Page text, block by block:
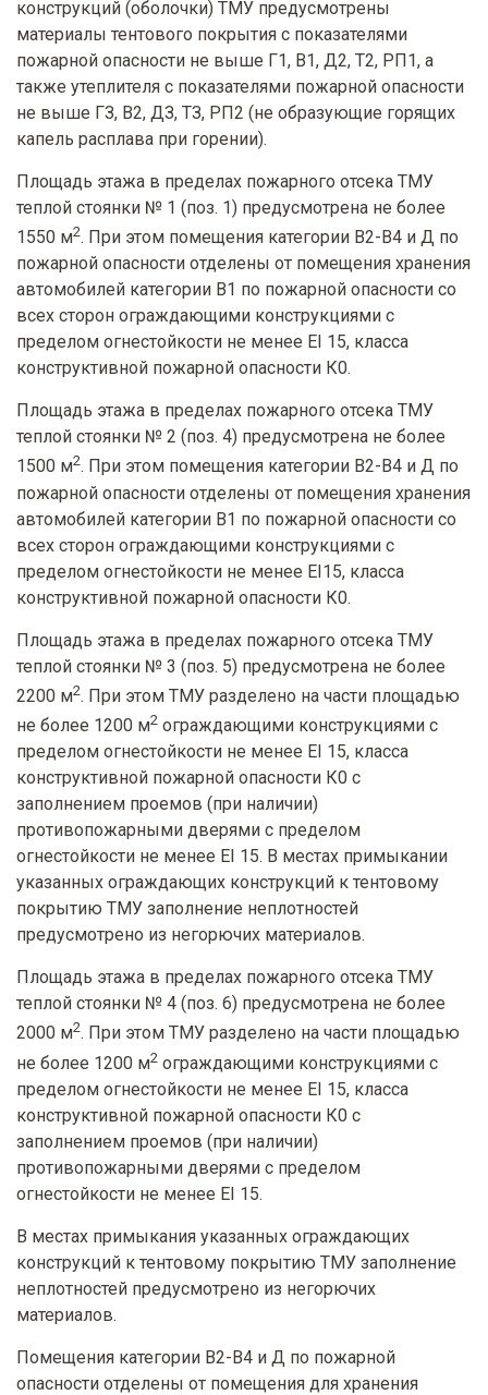
конструкций (оболочки) ТМУ предусмотрены
материалы тентового покрытия с показателями
пожарной опасности не выше Г1, В1, Д2, Т2, РП1, а
также утеплителя с показателями пожарной опасности
не выше ГЗ, В2, ДЗ, ТЗ, РП2 (не образующие горящих
капель расплава при горении).
Площадь этажа в пределах пожарного отсека ТМУ
теплой стоянки № 1 (поз. 1) предусмотрена не более
1550 м2. При этом помещения категории В2-В4 и Д по
пожарной опасности отделены от помещения хранения
автомобилей категории В1 по пожарной опасности со
всех сторон ограждающими конструкциями с
пределом огнестойкости не менее EI 15, класса
конструктивной пожарной опасности К0.
Площадь этажа в пределах пожарного отсека ТМУ
теплой стоянки № 2 (поз. 4) предусмотрена не более
1500 м2. При этом помещения категории В2-В4 и Д по
пожарной опасности отделены от помещения хранения
автомобилей категории В1 по пожарной опасности со
всех сторон ограждающими конструкциями с
пределом огнестойкости не менее EI15, класса
конструктивной пожарной опасности К0.
Площадь этажа в пределах пожарного отсека ТМУ
теплой стоянки № 3 (поз. 5) предусмотрена не более
2200 м2. При этом ТМУ разделено на части площадью
не более 1200 м2 ограждающими конструкциями с
пределом огнестойкости не менее EI 15, класса
конструктивной пожарной опасности К0 с
заполнением проемов (при наличии)
противопожарными дверями с пределом
огнестойкости не менее EI 15. В местах примыкании
указанных ограждающих конструкций к тентовому
покрытию ТМУ заполнение неплотностей
предусмотрено из негорючих материалов.
Площадь этажа в пределах пожарного отсека ТМУ
теплой стоянки № 4 (поз. 6) предусмотрена не более
2000 м2. При этом ТМУ разделено на части площадью
не более 1200 м2 ограждающими конструкциями с
пределом огнестойкости не менее EI 15, класса
конструктивной пожарной опасности К0 с
заполнением проемов (при наличии)
противопожарными дверями с пределом
огнестойкости не менее EI 15.
В местах примыкания указанных ограждающих
конструкций к тентовому покрытию ТМУ заполнение
неплотностей предусмотрено из негорючих
материалов.
Помещения категории В2-В4 и Д по пожарной
опасности отделены от помещения для хранения